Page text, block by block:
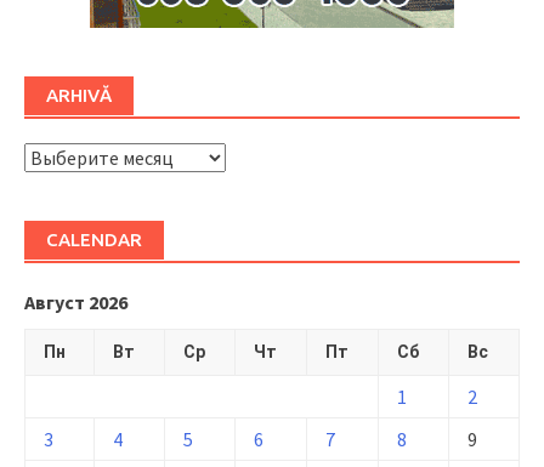
ARHIVĂ
ARHIVĂ
CALENDAR
Август 2026
Пн Вт Ср Чт Пт Сб Вс
1
2
3
4 5 6 7 8
9